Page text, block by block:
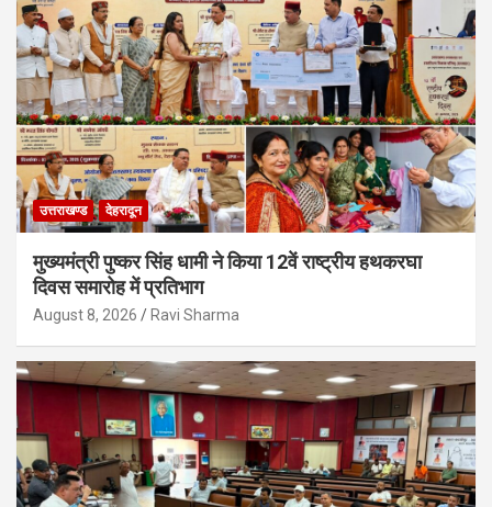
उत्तराखण्ड देहरादून
मुख्यमंत्री पुष्कर सिंह धामी ने किया 12वें राष्ट्रीय हथकरघा
दिवस समारोह में प्रतिभाग
August 8, 2026 Ravi Sharma